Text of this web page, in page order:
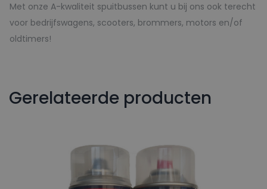
Met onze A-kwaliteit spuitbussen kunt u bij ons ook terecht
voor bedrijfswagens, scooters, brommers, motors en/of
oldtimers!
Gerelateerde producten